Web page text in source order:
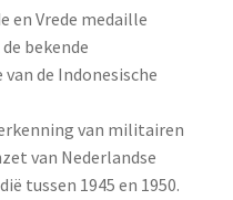
en Vrede medaille
bekende
de Indonesische
van militairen
van Nederlandse
tussen 1945 en 1950.